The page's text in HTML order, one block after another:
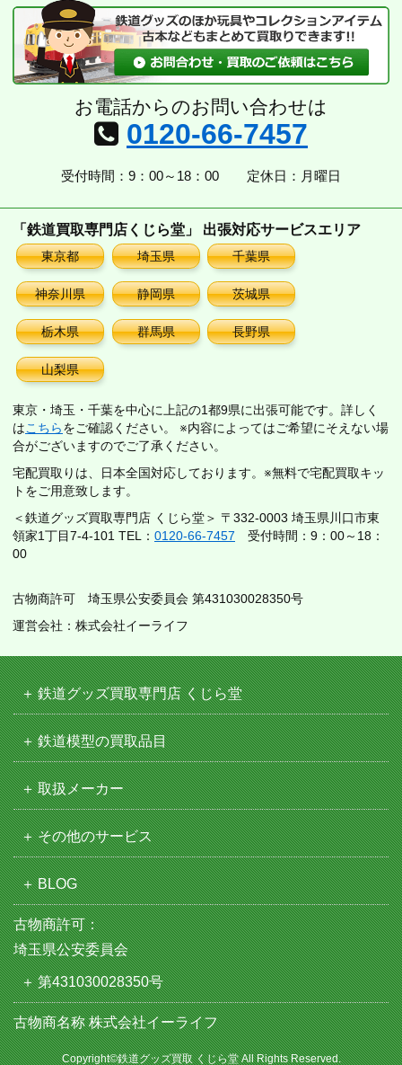
ブ
お電話からのお問い合わせは
0120-66-7457
受付時間：9：00～18：00 定休日：月曜日
「鉄道買取専門店くじら堂」 出張対応サービスエリア
東京都 埼玉県 千葉県
神奈川県 静岡県 茨城県
栃木県 群馬県 長野県
山梨県
東京・埼玉・千葉を中心に上記の1都9県に出張可能です。詳しく
はこちらをご確認ください。 ※内容によってはご希望にそえない場
合がございますのでご了承ください。
宅配買取りは、日本全国対応しております。※無料で宅配買取キッ
トをご用意致します。
＜鉄道グッズ買取専門店 くじら堂＞ 〒332-0003 埼玉県川口市東
領家1丁目7-4-101 TEL： 0120-66-7457 受付時間：9：00～18：
00
古物商許可 埼玉県公安委員会 第431030028350号
運営会社：株式会社イーライフ
鉄道グッズ買取専門店 くじら堂
鉄道模型の買取品目
取扱メーカー
その他のサービス
BLOG
古物商許可：
埼玉県公安委員会
第431030028350号
古物商名称 株式会社イーライフ
Copyright©鉄道グッズ買取 くじら堂 All Rights Reserved.